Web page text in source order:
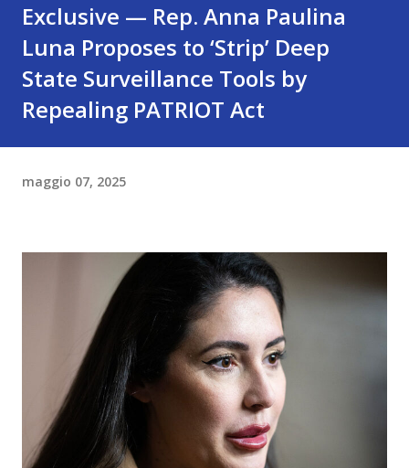
Exclusive — Rep. Anna Paulina
Luna Proposes to ‘Strip’ Deep
State Surveillance Tools by
Repealing PATRIOT Act
maggio 07, 2025